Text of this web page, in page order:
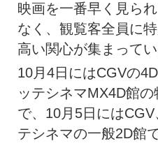
映画を一番早く見ら
なく、観覧客全員に
高い関心が集まってい
10月4日にはCGVの
ッテシネマMX4D館
で、10月5日には
テシネマの一般2D館